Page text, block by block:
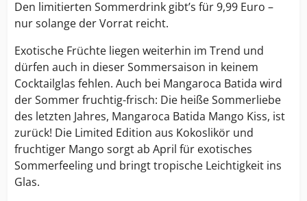
Den limitierten Sommerdrink gibt’s für 9,99 Euro –
nur solange der Vorrat reicht.
Exotische Früchte liegen weiterhin im Trend und
dürfen auch in dieser Sommersaison in keinem
Cocktailglas fehlen. Auch bei Mangaroca Batida wird
der Sommer fruchtig-frisch: Die heiße Sommerliebe
des letzten Jahres, Mangaroca Batida Mango Kiss, ist
zurück! Die Limited Edition aus Kokoslikör und
fruchtiger Mango sorgt ab April für exotisches
Sommerfeeling und bringt tropische Leichtigkeit ins
Glas.